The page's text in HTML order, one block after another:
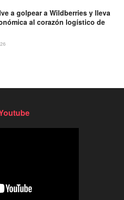
a golpear a Wildberries y lleva
al corazón logístico de